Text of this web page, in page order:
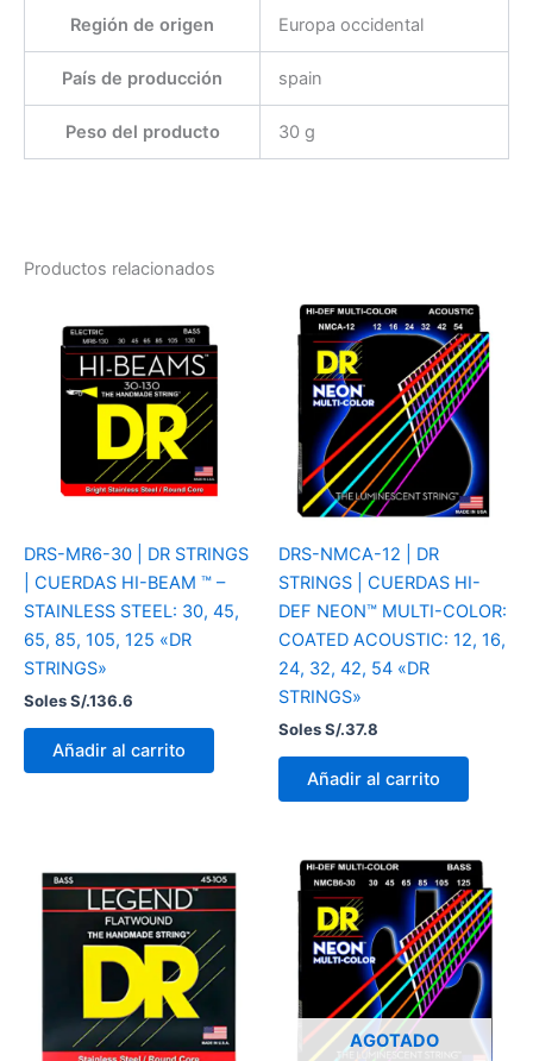
Región de origen ‎Europa occidental
País de producción ‎spain
Peso del producto ‎30 g
Productos relacionados
DRS-MR6-30 | DR STRINGS
| CUERDAS HI-BEAM ™ –
STAINLESS STEEL: 30, 45,
65, 85, 105, 125 «DR
STRINGS»
Soles S/.136.6
Añadir al carrito
DRS-NMCA-12 | DR
STRINGS | CUERDAS HI-
DEF NEON™ MULTI-COLOR:
COATED ACOUSTIC: 12, 16,
24, 32, 42, 54 «DR
STRINGS»
Soles S/.37.8
Añadir al carrito
AGOTADO